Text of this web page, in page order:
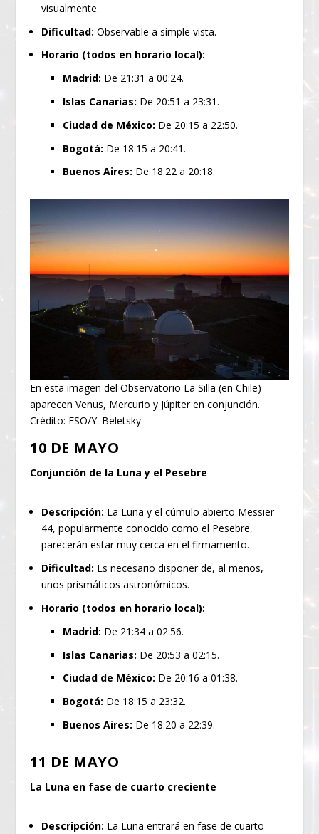
visualmente.
Dificultad: Observable a simple vista.
Horario (todos en horario local):
Madrid: De 21:31 a 00:24.
Islas Canarias: De 20:51 a 23:31.
Ciudad de México: De 20:15 a 22:50.
Bogotá: De 18:15 a 20:41.
Buenos Aires: De 18:22 a 20:18.
En esta imagen del Observatorio La Silla (en Chile)
aparecen Venus, Mercurio y Júpiter en conjunción.
Crédito: ESO/Y. Beletsky
10 DE MAYO
Conjunción de la Luna y el Pesebre
Descripción: La Luna y el cúmulo abierto Messier
44, popularmente conocido como el Pesebre,
parecerán estar muy cerca en el firmamento.
Dificultad: Es necesario disponer de, al menos,
unos prismáticos astronómicos.
Horario (todos en horario local):
Madrid: De 21:34 a 02:56.
Islas Canarias: De 20:53 a 02:15.
Ciudad de México: De 20:16 a 01:38.
Bogotá: De 18:15 a 23:32.
Buenos Aires: De 18:20 a 22:39.
11 DE MAYO
La Luna en fase de cuarto creciente
Descripción: La Luna entrará en fase de cuarto